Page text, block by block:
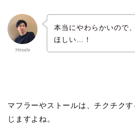
Hiroshi
本当にやわらかいので
ほしい…！
マフラーやストールは、チクチク
じますよね。